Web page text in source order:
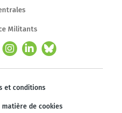
Militants
et conditions
matière de cookies